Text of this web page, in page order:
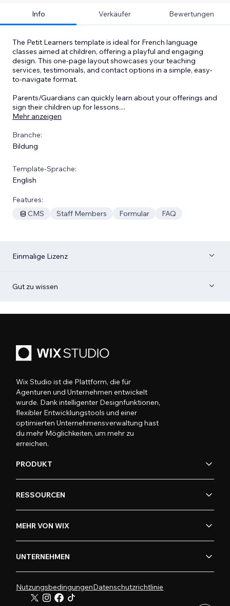
Info Verkäufer Bewertungen
The Petit Learners template is ideal for French language
classes aimed at children, offering a playful and engaging
design. This one-page layout showcases your teaching
services, testimonials, and contact options in a simple, easy-
to-navigate format.
Parents/Guardians can quickly learn about your offerings and
sign their children up for lessons....
Mehr anzeigen
Branche:
Bildung
Template-Sprache:
English
Features:
CMS
Staff Members Formular FAQ
Einmalige Lizenz
Gut zu wissen
Wix Studio ist die Plattform, die für
Agenturen und Unternehmen entwickelt
wurde. Dank intelligenter Designfunktionen,
flexibler Entwicklungstools und einer
optimierten Unternehmensverwaltung hast
du mehr Möglichkeiten, um mehr zu
erreichen.
PRODUKT
RESSOURCEN
MEHR VON WIX
UNTERNEHMEN
NutzungsbedingungenDatenschutzrichtlinie